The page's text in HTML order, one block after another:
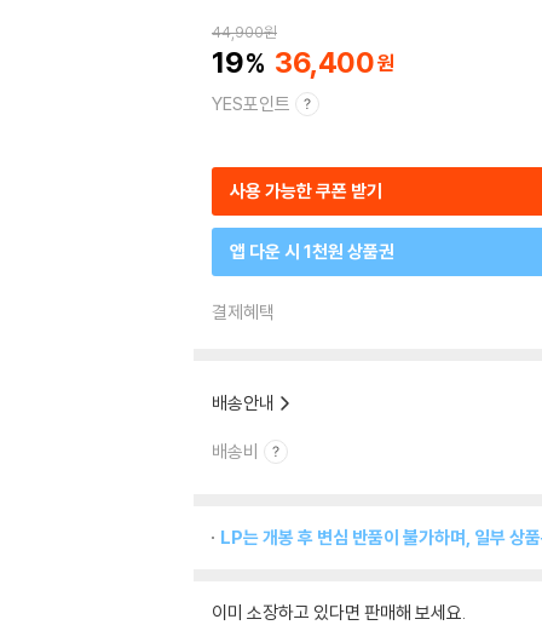
44,900원
19 36,400
YES포인트
사용 가능한 쿠폰 받기
앱 다운 시 1천원 상품권
결제혜택
배송안내
배송비
LP는 개봉 후 변심 반품이 불가하며, 일부 상
이미 소장하고 있다면 판매해 보세요.